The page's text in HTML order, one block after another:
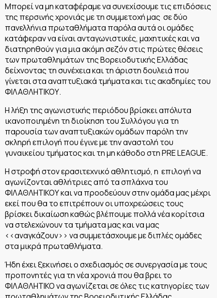
Μπορεί να μη καταφέραμε να συνεχίσουμε τις επιδόσεις
της περσινής χρονιάς με τη συμμετοχή μας σε δύο
πανελλήνια πρωταθλήματα παρόλα αυτά οι ομάδες
κατάφεραν να είναι ανταγωνιστικές, μαχητικές και να
διατηρηθούν για μια ακόμη σεζόν στις πρώτες θέσεις
των πρωταθλημάτων της Βορειοδυτικής Ελλάδας
δείχνοντας τη συνέχεια και τη άριστη δουλειά που
γίνεται στα αναπτυξιακά τμήματα και τις ακαδημίες του
ΦΙΛΑΘΛΗΤΙΚΟΥ.
Η λήξη της αγωνιστικής περιόδου βρίσκει απόλυτα
ικανοποιημένη τη διοίκηση του Συλλόγου για τη
παρουσία των αναπτυξιακών ομάδων παρόλη την
σκληρή επιλογή που έγινε με την αναστολή του
γυναικείου τμήματος και τη μη κάθοδο στη PRE LEAGUE.
Η στροφή στον ερασιτεχνικό αθλητισμό, η επιλογή να
αγωνίζονται αθλήτριες από τα σπλάχνα του
ΦΙΛΑΘΛΗΤΙΚΟΥ και να προοδεύουν στην ομάδα μας μέχρι
εκεί που θα το επιτρέπουν οι υποχρεώσεις τους
βρίσκει δικαίωση καθώς βλέπουμε πολλά νέα κορίτσια
να στελεχώνουν τα τμήματα μας και να μας
<<αναγκάζουν>> να συμμετάσχουμε με διπλές ομάδες
στα μικρά πρωταθλήματα.
Ήδη έχει ξεκινήσει ο σχεδιασμός σε συνεργασία με τους
προπονητές για τη νέα χρονιά που θα βρει το
ΦΙΛΑΘΛΗΤΙΚΟ να αγωνίζεται σε όλες τις κατηγορίες των